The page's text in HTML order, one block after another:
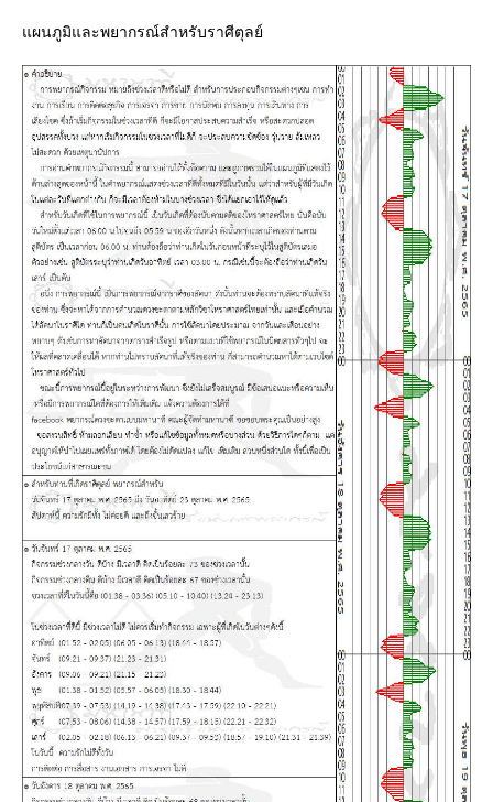
ผนภูมิและพยากรณ์สำหรับราศีตุลย์